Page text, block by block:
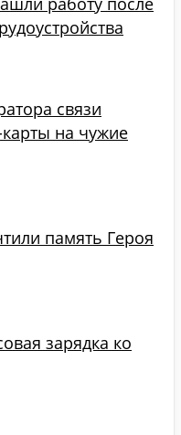
связи
на чужие
память Героя
зарядка ко